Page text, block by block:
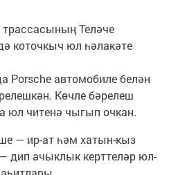
Теләче
коточкыч юл һәлакәте
Porsche автомобиле белән
Көчле бәрелеш
юл читенә чыгып очкан.
— ир-ат һәм хатын-кыз
дип ачыклык керттеләр юл-